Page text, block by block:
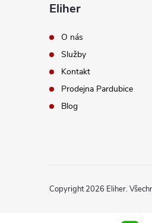
Eliher
O nás
Služby
Kontakt
Prodejna Pardubice
Blog
Copyright 2026 Eliher.